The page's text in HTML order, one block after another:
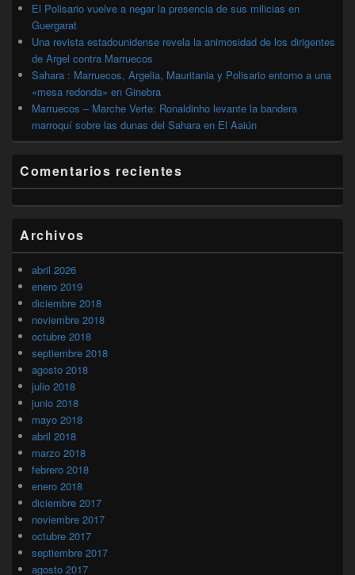
El Polisario vuelve a negar la presencia de sus milicias en
Guergarat
Una revista estadounidense revela la animosidad de los dirigentes
de Argel contra Marruecos
Sahara : Marruecos, Argelia, Mauritania y Polisario entorno a una
«mesa redonda» en Ginebra
Marruecos – Marche Verte: Ronaldinho levante la bandera
marroquí sobre las dunas del Sahara en El Aaiún
Comentarios recientes
Archivos
abril 2026
enero 2019
diciembre 2018
noviembre 2018
octubre 2018
septiembre 2018
agosto 2018
julio 2018
junio 2018
mayo 2018
abril 2018
marzo 2018
febrero 2018
enero 2018
diciembre 2017
noviembre 2017
octubre 2017
septiembre 2017
agosto 2017